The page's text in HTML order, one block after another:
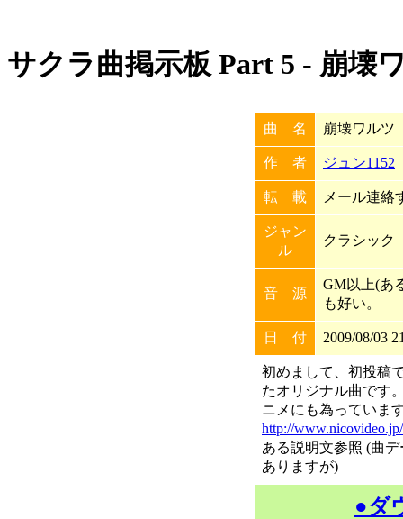
サクラ曲掲示板 Part 5 - 崩壊
曲 名 崩壊ワルツ
作 者 ジュン1152
転 載 メール連絡
ジャン
ル
クラシック
音 源
GM以上(あ
も好い。
日 付 2009/08/03
初めまして、初投稿
たオリジナル曲です
ニメにも為っていま
http://
ある説明文参照 (曲
ありますが)
●ダ